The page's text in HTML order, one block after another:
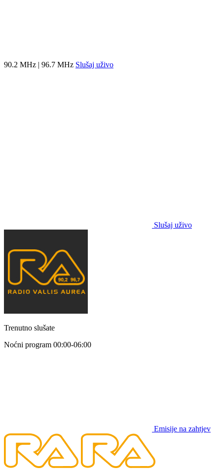
90.2 MHz | 96.7 MHz Slušaj uživo
Slušaj uživo
Trenutno slušate
Noćni program 00:00-06:00
Emisije na zahtjev